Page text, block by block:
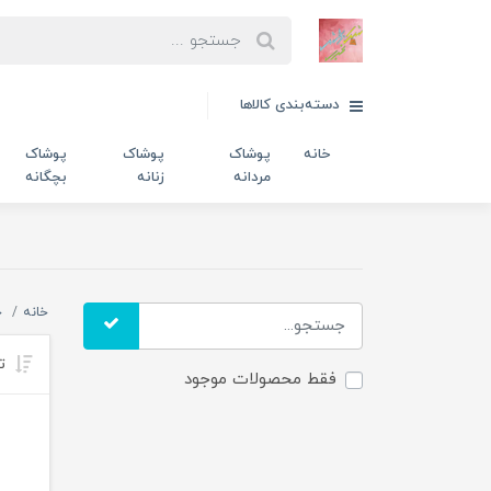
دسته‌بندی کالاها
خانه
پوشاک
مردانه
پوشاک
زنانه
پوشاک
بچگانه
فقط محصولات موجود
خانه